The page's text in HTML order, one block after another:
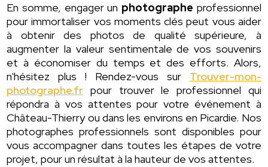
En somme, engager un photographe professionnel
pour immortaliser vos moments clés peut vous aider
à obtenir des photos de qualité supérieure, à
augmenter la valeur sentimentale de vos souvenirs
et à économiser du temps et des efforts. Alors,
n'hésitez plus ! Rendez-vous sur Trouver-mon-
photographe.fr pour trouver le professionnel qui
répondra à vos attentes pour votre événement à
Château-Thierry ou dans les environs en Picardie. Nos
photographes professionnels sont disponibles pour
vous accompagner dans toutes les étapes de votre
projet, pour un résultat à la hauteur de vos attentes.